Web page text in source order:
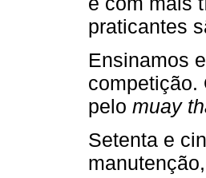
praticantes
Ensinamos
competição.
pelo muay
Setenta e